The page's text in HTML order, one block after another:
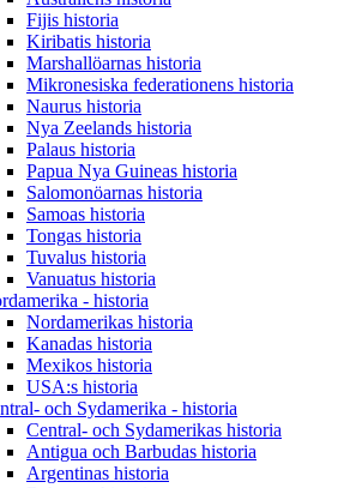
Fijis historia
Kiribatis historia
Marshallöarnas historia
Mikronesiska federationens historia
Naurus historia
Nya Zeelands historia
Palaus historia
Papua Nya Guineas historia
Salomonöarnas historia
Samoas historia
Tongas historia
Tuvalus historia
Vanuatus historia
- historia
Nordamerikas historia
Kanadas historia
Mexikos historia
USA:s historia
och Sydamerika - historia
Central- och Sydamerikas historia
Antigua och Barbudas historia
Argentinas historia